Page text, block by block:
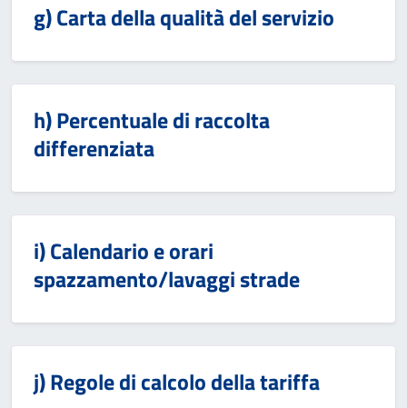
g) Carta della qualità del servizio
h) Percentuale di raccolta
differenziata
i) Calendario e orari
spazzamento/lavaggi strade
j) Regole di calcolo della tariffa